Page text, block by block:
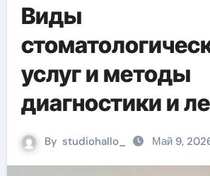
Виды
услуг и методы
диагностики и
By studiohallo_ Май 9,